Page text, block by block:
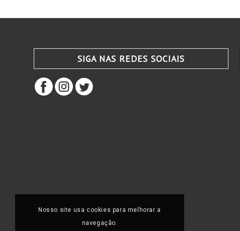
SIGA NAS REDES SOCIAIS
Nosso site usa cookies para melhorar a
navegação.